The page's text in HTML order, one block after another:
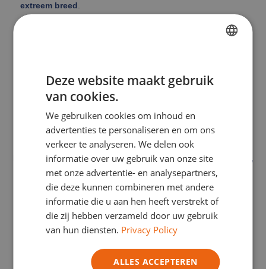
extreem breed
Begint u net met Jesmonite? Ontdek de starterkits,
compatibele pigmenten en onmisbare accessoires.
Bent u al een gebruiker? Ontdek de geavanceerde reeksen,
technische effecten en beschermingsoplossingen om nog
verder te gaan.
DUTCH
Deze website maakt gebruik
van cookies.
We gebruiken cookies om inhoud en
advertenties te personaliseren en om ons
verkeer te analyseren. We delen ook
informatie over uw gebruik van onze site
met onze advertentie- en analysepartners,
die deze kunnen combineren met andere
informatie die u aan hen heeft verstrekt of
die zij hebben verzameld door uw gebruik
van hun diensten. Privacy Policy
ALLES ACCEPTEREN